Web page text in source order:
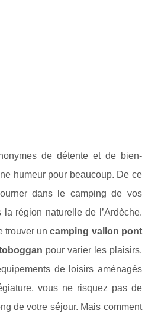
de détente et de bien-
humeur pour beaucoup. De ce
dans le camping de vos
la région naturelle de l’Ardèche.
trouver uncamping vallon pont
pour varier les plaisirs.
de loisirs aménagés
vous ne risquez pas de
de votre séjour. Mais comment